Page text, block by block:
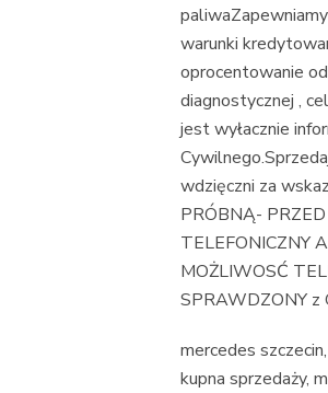
warunki
oprocentowanie
diagnostycznej ,
jest wyłacznie
wdzięczni za
PRÓBNĄ-
TELEFONICZNY
MOŻLIWOSĆ
SPRAWDZONY z
mercedes
kupna sprzedaży,